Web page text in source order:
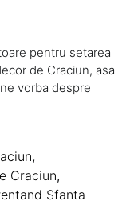
pentru setarea
de Craciun, asa
vorba despre
,
Craciun,
Sfanta